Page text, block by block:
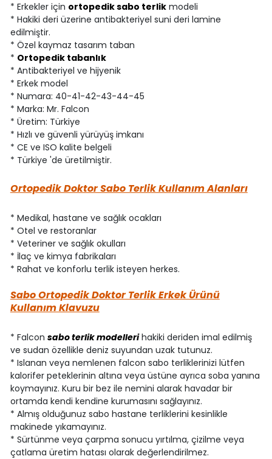
* Erkekler için ortopedik sabo terlikmodeli
* Hakiki deri üzerine antibakteriyel suni deri lamine
edilmiştir.
* Özel kaymaz tasarım taban
* Ortopedik tabanlık
* Antibakteriyel ve hijyenik
* Erkek model
* Numara: 40-41-42-43-44-45
* Marka: Mr. Falcon
* Üretim: Türkiye
* Hızlı ve güvenli yürüyüş imkanı
* CE ve ISO kalite belgeli
* Türkiye 'de üretilmiştir.
Ortopedik Doktor Sabo Terlik Kullanım Alanları
* Medikal, hastane ve sağlık ocakları
* Otel ve restoranlar
* Veteriner ve sağlık okulları
* İlaç ve kimya fabrikaları
* Rahat ve konforlu terlik isteyen herkes.
Sabo Ortopedik Doktor Terlik Erkek Ürünü
Kullanım Klavuzu
* Falcon sabo terlik modellerihakiki deriden imal edilmiş
ve sudan özellikle deniz suyundan uzak tutunuz.
* Islanan veya nemlenen falcon sabo terliklerinizi lütfen
kalorifer peteklerinin altına veya üstüne ayrıca soba yanına
koymayınız. Kuru bir bez ile nemini alarak havadar bir
ortamda kendi kendine kurumasını sağlayınız.
* Almış olduğunuz sabo hastane terliklerini kesinlikle
makinede yıkamayınız.
* Sürtünme veya çarpma sonucu yırtılma, çizilme veya
çatlama üretim hatası olarak değerlendirilmez.